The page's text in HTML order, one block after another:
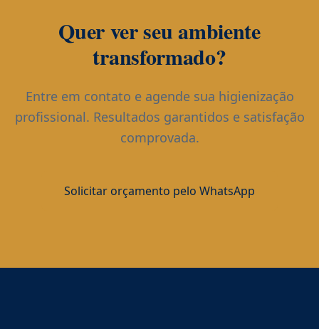
Quer ver seu ambiente
transformado?
Entre em contato e agende sua higienização
profissional. Resultados garantidos e satisfação
comprovada.
Solicitar orçamento pelo WhatsApp